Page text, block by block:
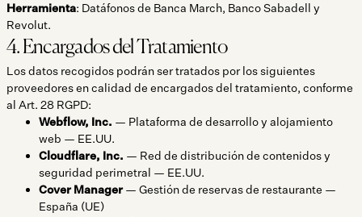
Herramienta: Datáfonos de Banca March, Banco Sabadell y
Revolut.
4. Encargados del Tratamiento
Los datos recogidos podrán ser tratados por los siguientes
proveedores en calidad de encargados del tratamiento, conforme
al Art. 28 RGPD:
Webflow, Inc. — Plataforma de desarrollo y alojamiento
web — EE.UU.
Cloudflare, Inc. — Red de distribución de contenidos y
seguridad perimetral — EE.UU.
Cover Manager— Gestión de reservas de restaurante —
España (UE)